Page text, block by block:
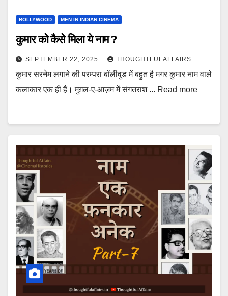
BOLLYWOOD MEN IN INDIAN CINEMA
कुमार को कैसे मिला ये नाम ?
SEPTEMBER 22, 2025 THOUGHTFULAFFAIRS
कुमार सरनेम लगाने की परम्परा बॉलीवुड में बहुत है मगर कुमार नाम वाले
कलाकार एक ही हैं। मुग़ल-ए-आज़म में संगतराश ... Read more